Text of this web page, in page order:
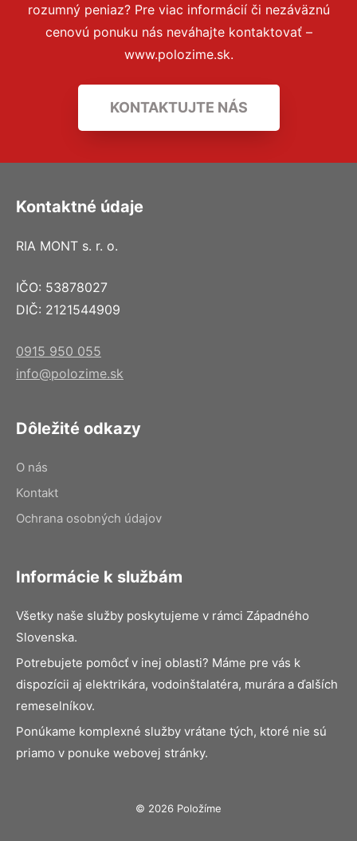
rozumný peniaz? Pre viac informácií či nezáväznú
cenovú ponuku nás neváhajte kontaktovať –
www.polozime.sk.
KONTAKTUJTE NÁS
Kontaktné údaje
RIA MONT s. r. o.
IČO: 53878027
DIČ: 2121544909
0915 950 055
info@polozime.sk
Dôležité odkazy
O nás
Kontakt
Ochrana osobných údajov
Informácie k službám
Všetky naše služby poskytujeme v rámci Západného
Slovenska.
Potrebujete pomôcť v inej oblasti? Máme pre vás k
dispozícii aj elektrikára, vodoinštalatéra, murára a ďalších
remeselníkov.
Ponúkame komplexné služby vrátane tých, ktoré nie sú
priamo v ponuke webovej stránky.
© 2026 Položíme